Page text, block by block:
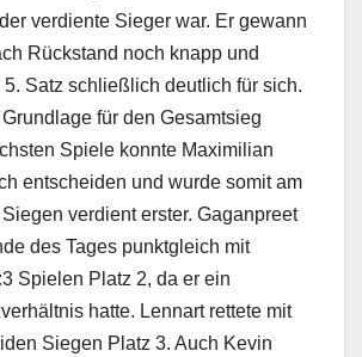
verdiente Sieger war. Er gewann
Rückstand noch knapp und
Satz schließlich deutlich für sich.
für den Gesamtsieg
Spiele konnte Maximilian
entscheiden und wurde somit am
verdient erster. Gaganpreet
des Tages punktgleich mit
Spielen Platz 2, da er ein
hatte. Lennart rettete mit
Siegen Platz 3. Auch Kevin